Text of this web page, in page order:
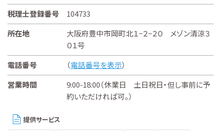
税理士登録番号
104733
所在地
大阪府豊中市岡町北１−２−２０ メゾン清涼３
０１号
電話番号
（電話番号を表示）
営業時間
9:00-18:00（休業日 土日祝日・但し事前に予
約いただければ可。）
提供サービス